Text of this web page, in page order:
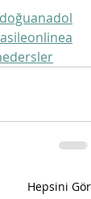
Hepsini Gör